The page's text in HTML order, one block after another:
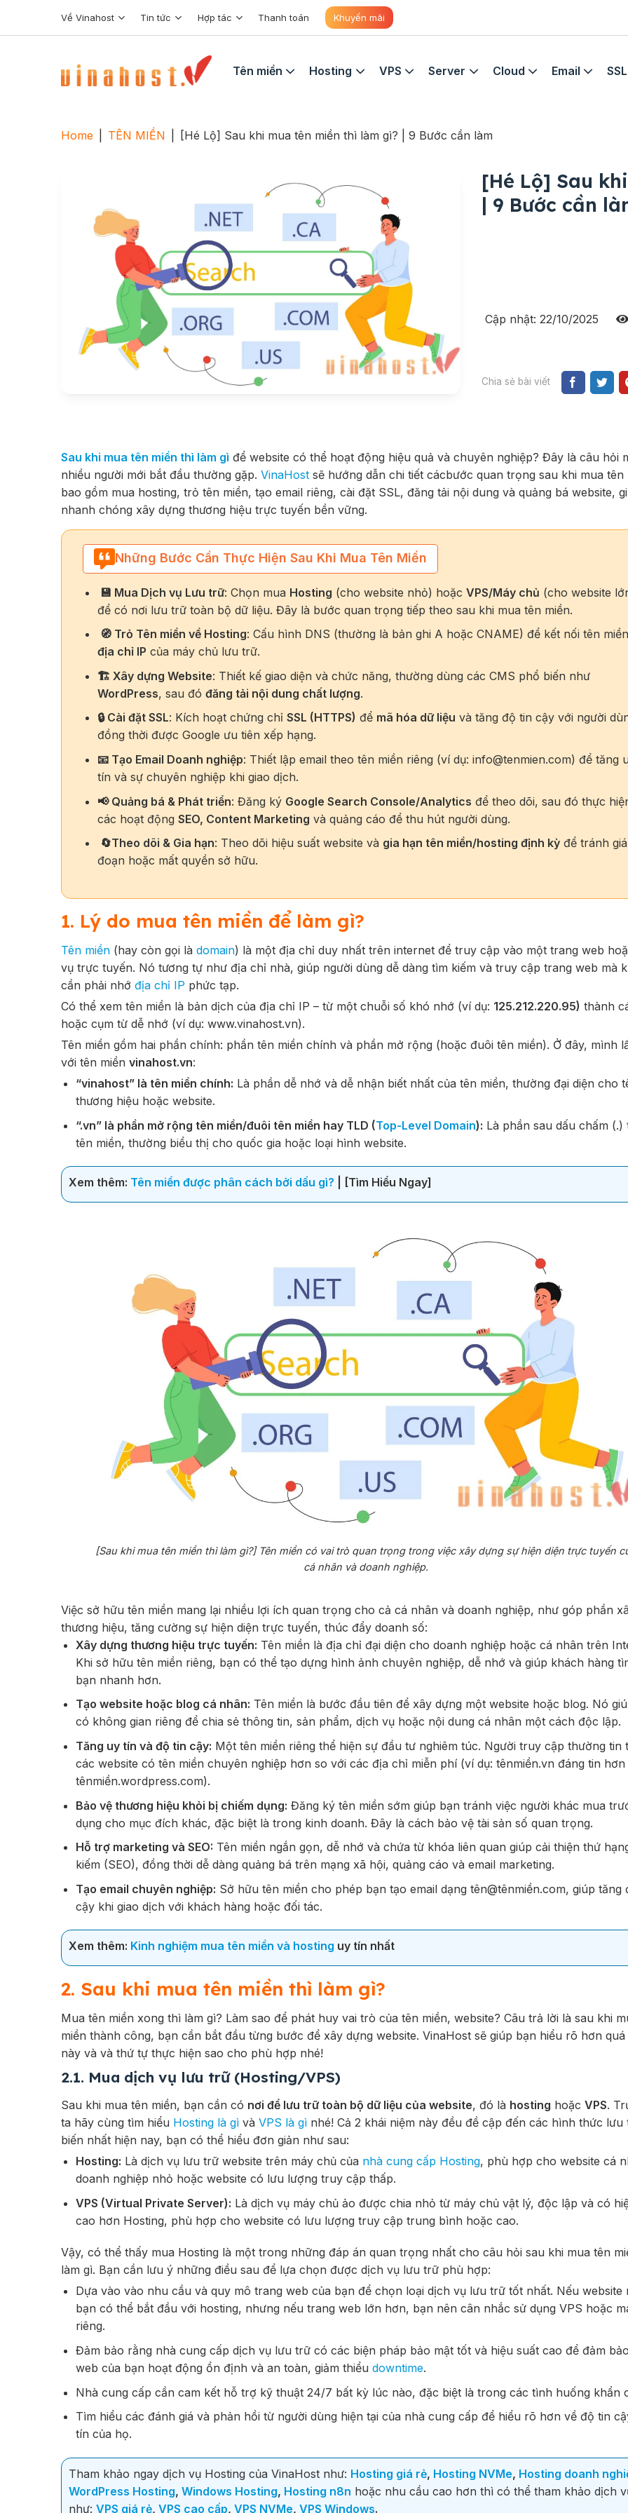
Về Vinahost Tin tức Hợp tác Thanh toán Khuyến mãi
Tên miền Hosting VPS Server Cloud Email SSL
Home TÊN MIỀN [Hé Lộ] Sau khi mua tên miền thì làm gì? | 9 Bước cần làm
[Hé Lộ] Sau
| 9 Bước cần
Cập nhật: 22/10/2025
Chia sẻ bài viết
Sau khi mua tên miền thì làm gì để website có thể hoạt động hiệu quả và chuyên nghiệp? Đây là câu hỏi
nhiều người mới bắt đầu thường gặp. VinaHost sẽ hướng dẫn chi tiết cácbước quan trọng sau khi mua tên
bao gồm mua hosting, trỏ tên miền, tạo email riêng, cài đặt SSL, đăng tải nội dung và quảng bá website,
nhanh chóng xây dựng thương hiệu trực tuyến bền vững.
Những Bước Cần Thực Hiện Sau Khi Mua Tên Miền
💾 Mua Dịch vụ Lưu trữ: Chọn mua Hosting (cho website nhỏ) hoặc VPS/Máy chủ (cho website
để có nơi lưu trữ toàn bộ dữ liệu. Đây là bước quan trọng tiếp theo sau khi mua tên miền.
🧭 Trỏ Tên miền về Hosting: Cấu hình DNS (thường là bản ghi A hoặc CNAME) để kết nối tên
địa chỉ IP của máy chủ lưu trữ.
🏗️ Xây dựng Website: Thiết kế giao diện và chức năng, thường dùng các CMS phổ biến như
WordPress, sau đó đăng tải nội dung chất lượng.
🔒 Cài đặt SSL: Kích hoạt chứng chỉ SSL (HTTPS) để mã hóa dữ liệu và tăng độ tin cậy với người
đồng thời được Google ưu tiên xếp hạng.
📧 Tạo Email Doanh nghiệp: Thiết lập email theo tên miền riêng (ví dụ: info@tenmien.com) để tăng
tín và sự chuyên nghiệp khi giao dịch.
📢 Quảng bá & Phát triển: Đăng ký Google Search Console/Analytics để theo dõi, sau đó thực
các hoạt động SEO, Content Marketing và quảng cáo để thu hút người dùng.
🔄Theo dõi & Gia hạn: Theo dõi hiệu suất website và gia hạn tên miền/hosting định kỳđể tránh
đoạn hoặc mất quyền sở hữu.
1. Lý do mua tên miền để làm gì?
Tên miền (hay còn gọi là domain) là một địa chỉ duy nhất trên internet để truy cập vào một trang web
vụ trực tuyến. Nó tương tự như địa chỉ nhà, giúp người dùng dễ dàng tìm kiếm và truy cập trang web mà
cần phải nhớ địa chỉ IP phức tạp.
Có thể xem tên miền là bản dịch của địa chỉ IP – từ một chuỗi số khó nhớ (ví dụ: 125.212.220.95) thành
hoặc cụm từ dễ nhớ (ví dụ: www.vinahost.vn).
Tên miền gồm hai phần chính: phần tên miền chính và phần mở rộng (hoặc đuôi tên miền). Ở đây, mình
với tên miền vinahost.vn:
“vinahost” là tên miền chính: Là phần dễ nhớ và dễ nhận biết nhất của tên miền, thường đại diện cho
thương hiệu hoặc website.
“.vn” là phần mở rộng tên miền/đuôi tên miền hay TLD (Top-Level Domain): Là phần sau dấu chấm (.)
tên miền, thường biểu thị cho quốc gia hoặc loại hình website.
Xem thêm: Tên miền được phân cách bởi dấu gì? | [Tìm Hiểu Ngay]
[Sau khi mua tên miền thì làm gì?] Tên miền có vai trò quan trọng trong việc xây dựng sự hiện diện trực tuyến
cá nhân và doanh nghiệp.
Việc sở hữu tên miền mang lại nhiều lợi ích quan trọng cho cả cá nhân và doanh nghiệp, như góp phần
thương hiệu, tăng cường sự hiện diện trực tuyến, thúc đẩy doanh số:
Xây dựng thương hiệu trực tuyến: Tên miền là địa chỉ đại diện cho doanh nghiệp hoặc cá nhân trên
Khi sở hữu tên miền riêng, bạn có thể tạo dựng hình ảnh chuyên nghiệp, dễ nhớ và giúp khách hàng
bạn nhanh hơn.
Tạo website hoặc blog cá nhân: Tên miền là bước đầu tiên để xây dựng một website hoặc blog. Nó
có không gian riêng để chia sẻ thông tin, sản phẩm, dịch vụ hoặc nội dung cá nhân một cách độc lập.
Tăng uy tín và độ tin cậy: Một tên miền riêng thể hiện sự đầu tư nghiêm túc. Người truy cập thường tin
các website có tên miền chuyên nghiệp hơn so với các địa chỉ miễn phí (ví dụ: tênmiền.vn đáng tin
tênmiền.wordpress.com).
Bảo vệ thương hiệu khỏi bị chiếm dụng: Đăng ký tên miền sớm giúp bạn tránh việc người khác mua
dụng cho mục đích khác, đặc biệt là trong kinh doanh. Đây là cách bảo vệ tài sản số quan trọng.
Hỗ trợ marketing và SEO: Tên miền ngắn gọn, dễ nhớ và chứa từ khóa liên quan giúp cải thiện thứ
kiếm (SEO), đồng thời dễ dàng quảng bá trên mạng xã hội, quảng cáo và email marketing.
Tạo email chuyên nghiệp: Sở hữu tên miền cho phép bạn tạo email dạng tên@tênmiền.com, giúp tăng
cậy khi giao dịch với khách hàng hoặc đối tác.
Xem thêm: Kinh nghiệm mua tên miền và hosting uy tín nhất
2. Sau khi mua tên miền thì làm gì?
Mua tên miền xong thì làm gì? Làm sao để phát huy vai trò của tên miền, website? Câu trả lời là sau khi
miền thành công, bạn cần bắt đầu từng bước để xây dựng website. VinaHost sẽ giúp bạn hiểu rõ hơn
này và và thứ tự thực hiện sao cho phù hợp nhé!
2.1. Mua dịch vụ lưu trữ (Hosting/VPS)
Sau khi mua tên miền, bạn cần có nơi để lưu trữ toàn bộ dữ liệu của website, đó là hosting hoặc VPS.
ta hãy cùng tìm hiểu Hosting là gì và VPS là gì nhé! Cả 2 khái niệm này đều đề cập đến các hình thức
biến nhất hiện nay, bạn có thể hiểu đơn giản như sau:
Hosting: Là dịch vụ lưu trữ website trên máy chủ của nhà cung cấp Hosting, phù hợp cho website cá
doanh nghiệp nhỏ hoặc website có lưu lượng truy cập thấp.
VPS (Virtual Private Server): Là dịch vụ máy chủ ảo được chia nhỏ từ máy chủ vật lý, độc lập và có
cao hơn Hosting, phù hợp cho website có lưu lượng truy cập trung bình hoặc cao.
Vậy, có thể thấy mua Hosting là một trong những đáp án quan trọng nhất cho câu hỏi sau khi mua tên
làm gì. Bạn cần lưu ý những điều sau để lựa chọn được dịch vụ lưu trữ phù hợp:
Dựa vào vào nhu cầu và quy mô trang web của bạn để chọn loại dịch vụ lưu trữ tốt nhất. Nếu website
bạn có thể bắt đầu với hosting, nhưng nếu trang web lớn hơn, bạn nên cân nhắc sử dụng VPS hoặc
riêng.
Đảm bảo rằng nhà cung cấp dịch vụ lưu trữ có các biện pháp bảo mật tốt và hiệu suất cao để đảm
web của bạn hoạt động ổn định và an toàn, giảm thiểu downtime.
Nhà cung cấp cần cam kết hỗ trợ kỹ thuật 24/7 bất kỳ lúc nào, đặc biệt là trong các tình huống khẩn
Tìm hiểu các đánh giá và phản hồi từ người dùng hiện tại của nhà cung cấp để hiểu rõ hơn về độ tin
tín của họ.
Tham khảo ngay dịch vụ Hosting của VinaHost như: Hosting giá rẻ, Hosting NVMe, Hosting doanh
WordPress Hosting, Windows Hosting, Hosting n8n hoặc nhu cầu cao hơn thì có thể tham khảo dịch
như: VPS giá rẻ, VPS cao cấp, VPS NVMe, VPS Windows.